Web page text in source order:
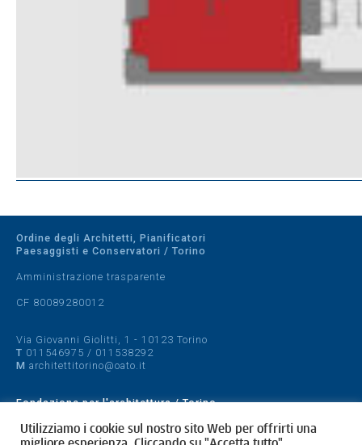
Ordine degli Architetti, Pianificatori
Paesaggisti e Conservatori / Torino
Amministrazione trasparente
CF 80089280012
Via Giovanni Giolitti, 1 - 10123 Torino
T 011546975 / 011538292
M architettitorino@oato.it
Fondazione per l'architettura / Torino
Designed by quattrolinee.it
Utilizziamo i cookie sul nostro sito Web per offrirti una